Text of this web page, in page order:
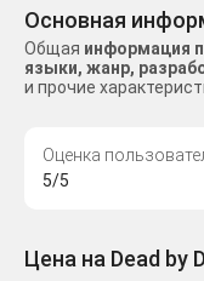
Основная
Общая информация
языки, жанр,
и прочие
Оценка
5/5
Цена на Dead by